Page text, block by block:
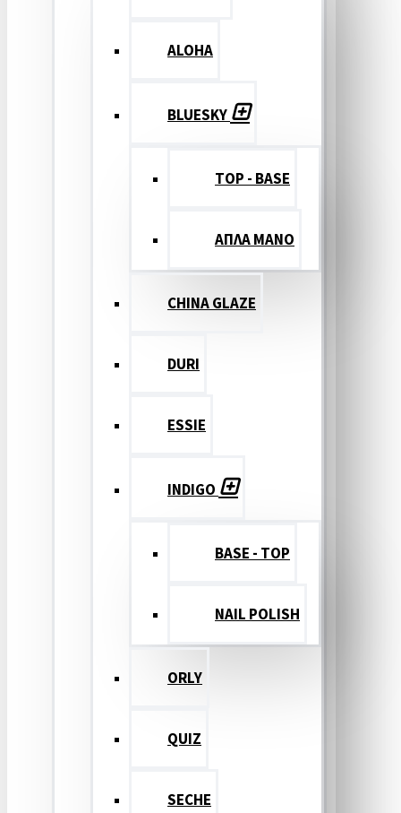
ALOHA
BLUESKY
TOP - BASE
ΑΠΛΑ ΜΑΝΟ
CHINA GLAZE
DURI
ESSIE
INDIGO
BASE - TOP
NAIL POLISH
ORLY
QUIZ
SECHE